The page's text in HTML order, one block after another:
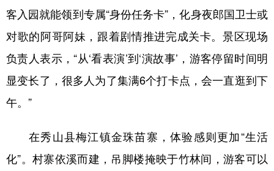
客入园就能领到专属“身份任务卡”，化身夜郎国卫士或
对歌的阿哥阿妹，跟着剧情推进完成关卡。景区现场
负责人表示，“从‘看表演’到‘演故事’，游客停留时间明
显变长了，很多人为了集满6个打卡点，会一直逛到下
午。”
在秀山县梅江镇金珠苗寨，体验感则更加“生活
化”。村寨依溪而建，吊脚楼掩映于竹林间，游客可以